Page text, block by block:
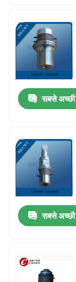
उत्पादों
कारखाना भ्रमण
संपर्क करें
एक उद्धरण का
अल्ट्रासोनिक
बहु आवृत्ति
सबसे
सबसे